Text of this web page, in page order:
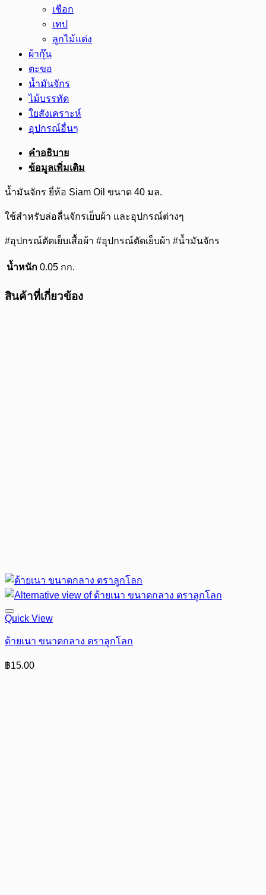
เชือก
เทป
ลูกไม้แต่ง
ผ้ากุ๊น
ตะขอ
น้ำมันจักร
ไม้บรรทัด
ใยสังเคราะห์
อุปกรณ์อื่นๆ
คำอธิบาย
ข้อมูลเพิ่มเติม
น้ำมันจักร ยี่ห้อ Siam Oil ขนาด 40 มล.
ใช้สำหรับล่อลื่นจักรเย็บผ้า และอุปกรณ์ต่างๆ
#อุปกรณ์ตัดเย็บเสื้อผ้า #อุปกรณ์ตัดเย็บผ้า #น้ำมันจักร
น้ำหนัก 0.05 กก.
สินค้าที่เกี่ยวข้อง
Quick View
ด้ายเนา ขนาดกลาง ตราลูกโลก
฿15.00